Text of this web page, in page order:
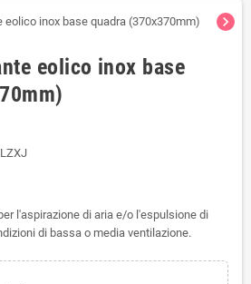
chevron_right
eolico inox base
l'aspirazione di aria e/o l'espulsione di
di bassa o media ventilazione.